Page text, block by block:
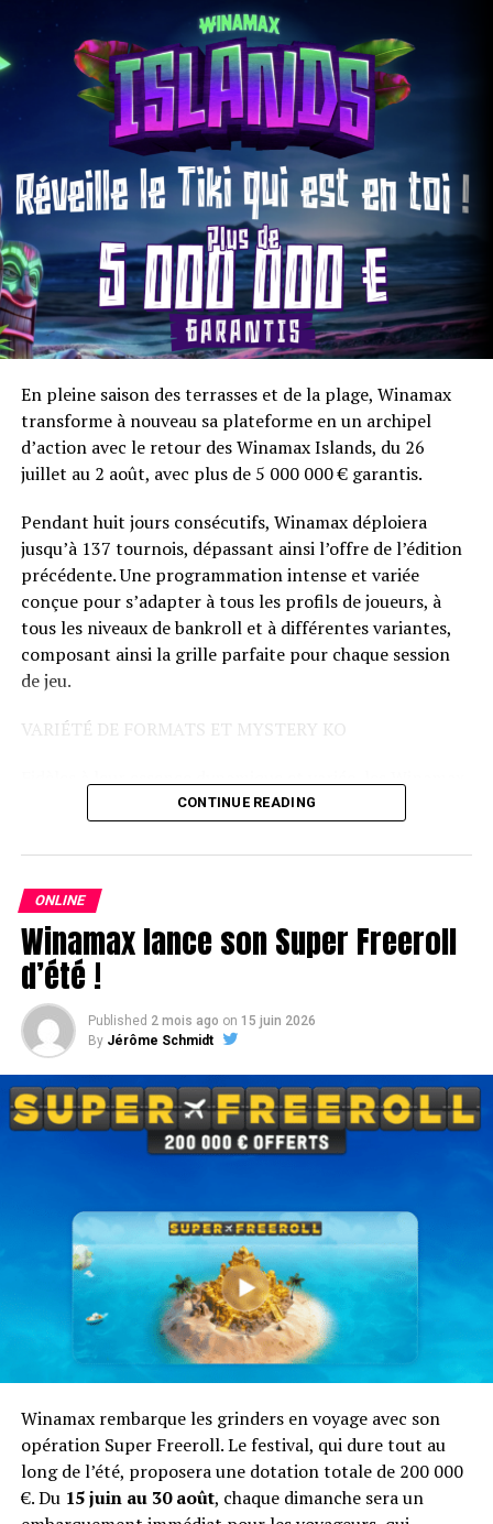
plateau décrocheront leur qualification directe pour un
des deux grands tournois finaux City of Gold – Final
100K. Deux éditions freeroll, qui se tiendront les lundi
17 et mardi 18 août à 20h30, avec 100 000 € garantis sur
chacune d’entre elles, soit un total de 200 000 € offerts
lors de ces deux soirées d’exception.
En pleine saison des terrasses et de la plage, Winamax
transforme à nouveau sa plateforme en un archipel
d’action avec le retour des Winamax Islands, du 26
juillet au 2 août, avec plus de 5 000 000 € garantis.
Pendant huit jours consécutifs, Winamax déploiera
jusqu’à 137 tournois, dépassant ainsi l’offre de l’édition
précédente. Une programmation intense et variée
conçue pour s’adapter à tous les profils de joueurs, à
tous les niveaux de bankroll et à différentes variantes,
composant ainsi la grille parfaite pour chaque session
de jeu.
VARIÉTÉ DE FORMATS ET MYSTERY KO
Islands proposent différents formats pour ne laisser
Space KO, la folie du Trident et des tournois en
variantes mixtes comme le HORSE.
Avec un calendrier chargé en action, les Winamax
Islands s’imposent désormais comme un rendez-vous
estival incontournable pour les grinders les plus fidèles.
Tout comprendre sur les Winamax Islands
CONTINUE READING
ONLINE
Winamax lance son Super Freeroll
d’été !
Published 2 mois ago on 15 juin 2026
By Jérôme Schmidt
Winamax rembarque les grinders en voyage avec son
opération Super Freeroll. Le festival, qui dure tout au
long de l’été, proposera une dotation totale de 200 000
€. Du 15 juin au 30 août, chaque dimanche sera un